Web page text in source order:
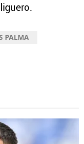
PALMA